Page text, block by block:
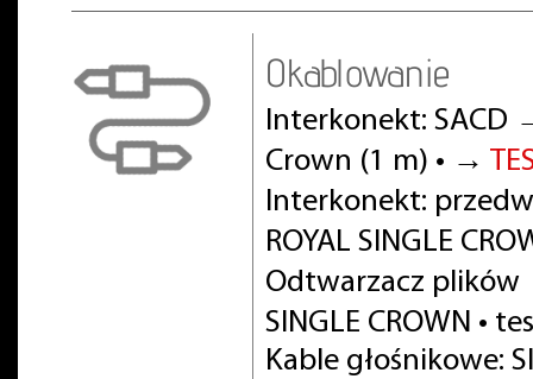
Okablowanie
Interkonekt: SACD
Crown (1 m) • →
Interkonekt:
ROYAL SINGLE
Odtwarzacz plików
SINGLE CROWN •
Kable głośnikowe: